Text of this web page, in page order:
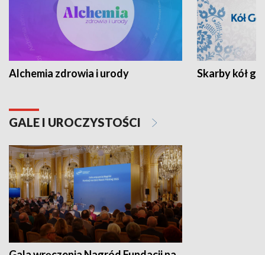
Alchemia zdrowia i urody Skarby kół
GALE I UROCZYSTOŚCI